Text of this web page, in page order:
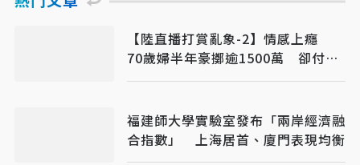
【陸直播打賞亂象-2】情感上癮
70歲婦半年豪擲逾1500萬 卻付不
出電費
福建師大學實驗室發布「兩岸經濟融
合指數」 上海居首、廈門表現均衡